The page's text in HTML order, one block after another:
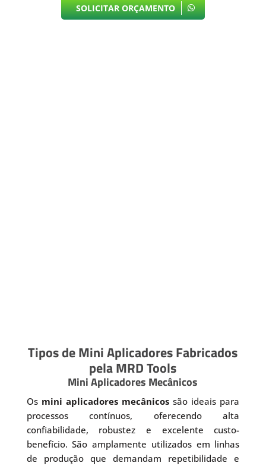
SOLICITAR ORÇAMENTO
Tipos de Mini Aplicadores Fabricados
pela MRD Tools
Mini Aplicadores Mecânicos
Os mini aplicadores mecânicos são ideais para
processos contínuos, oferecendo alta
confiabilidade, robustez e excelente custo-
benefício. São amplamente utilizados em linhas
de produção que demandam repetibilidade e